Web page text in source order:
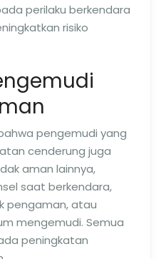
perilaku berkendara
risiko
pengemudi yang
cenderung juga
aman lainnya,
saat berkendara,
pengaman, atau
mengemudi. Semua
peningkatan